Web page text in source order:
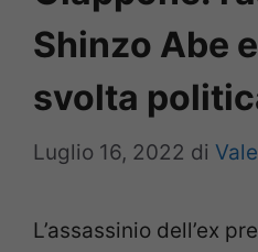
Shinzo Abe
svolta
Luglio 16, 2022 di
L’assassinio dell’ex